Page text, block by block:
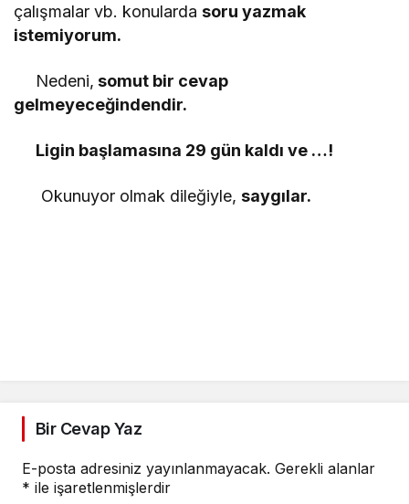
çalışmalar vb. konulardasoru yazmak
istemiyorum.
Nedeni, somut bir cevap
gelmeyeceğindendir.
Ligin başlamasına 29 gün kaldı ve …!
Okunuyor olmak dileğiyle,saygılar.
Bir Cevap Yaz
E-posta adresiniz yayınlanmayacak. Gerekli alanlar
* ile işaretlenmişlerdir